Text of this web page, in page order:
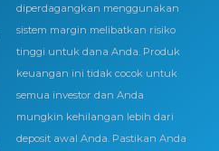
diperdagangkan menggunakan
sistem margin melibatkan risiko
tinggi untuk dana Anda. Produk
keuangan ini tidak cocok untuk
semua investor dan Anda
mungkin kehilangan lebih dari
deposit awal Anda. Pastikan Anda